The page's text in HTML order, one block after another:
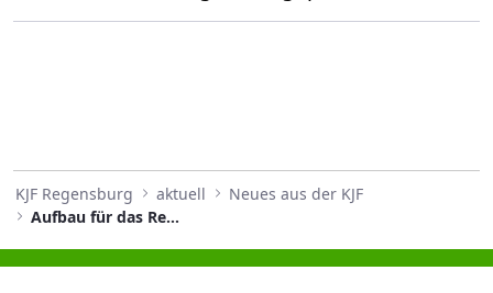
KJF Regensburg aktuell
Neues aus der KJF
Aufbau für das Regensburger Weihnachtssingen gestartet